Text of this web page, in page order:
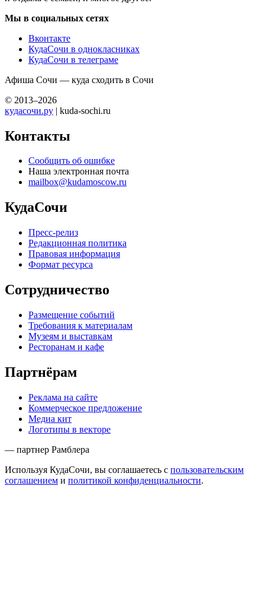
Мы в социальных сетях
Вконтакте
КудаСочи в однокласниках
КудаСочи в телеграме
Афиша Сочи — куда сходить в Сочи
© 2013–2026
кудасочи.ру | kuda-sochi.ru
Контакты
Сообщить об ошибке
Наша электронная почта
mailbox@kudamoscow.ru
КудаСочи
Пресс-релиз
Редакционная политика
Правовая информация
Формат ресурса
Сотрудничество
Размещение событий
Требования к материалам
Музеям и выставкам
Ресторанам и кафе
Партнёрам
Реклама на сайте
Коммерческое предложение
Медиа кит
Логотипы в векторе
— партнер Рамблера
Используя КудаСочи, вы соглашаетесь с пользовательским
соглашением и политикой конфиденциальности.